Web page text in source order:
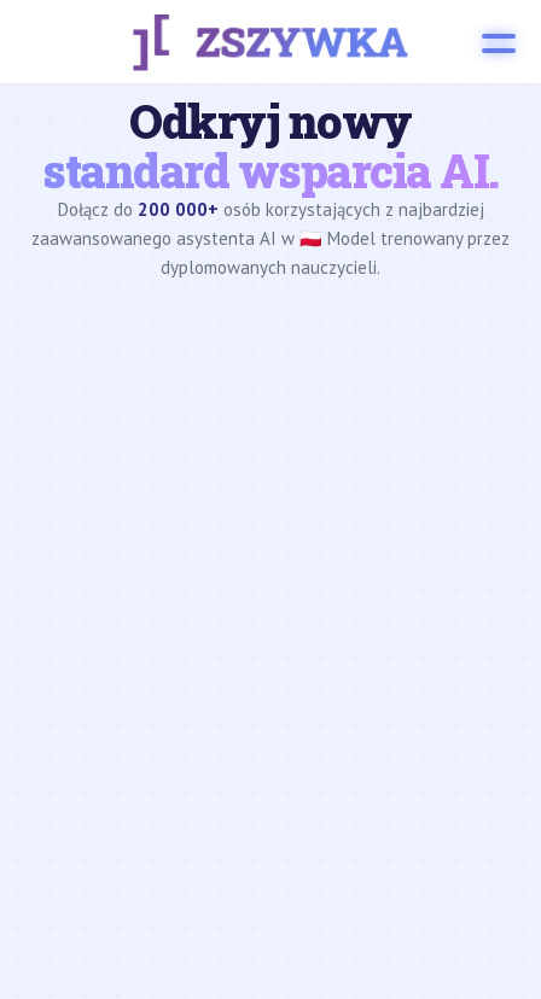
Odkryj nowy
standard wsparcia AI.
Dołącz do 200 000+ osób korzystających z najbardziej
zaawansowanego asystenta AI w 🇵🇱 Model trenowany przez
dyplomowanych nauczycieli.